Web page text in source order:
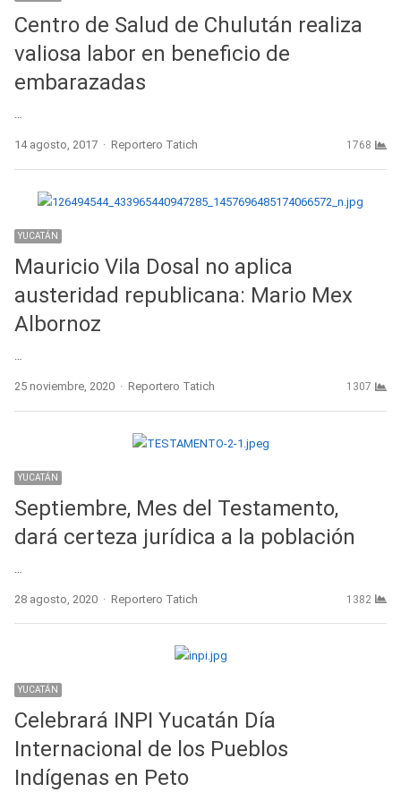
Centro de Salud de Chulután realiza
valiosa labor en beneficio de
embarazadas
14 agosto, 2017 Author
Reportero Tatich 1768
YUCATÁN
Mauricio Vila Dosal no aplica
austeridad republicana: Mario Mex
Albornoz
25 noviembre, 2020 Author
Reportero Tatich 1307
YUCATÁN
Septiembre, Mes del Testamento,
dará certeza jurídica a la población
28 agosto, 2020 Author
Reportero Tatich 1382
YUCATÁN
Celebrará INPI Yucatán Día
Internacional de los Pueblos
Indígenas en Peto